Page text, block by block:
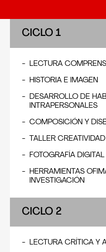
tus experiencias,
artista.
A
EXAMEN DE
consta de una parte
personal. Se coordina
por postulante.
CICLO 1
LECTURA
HISTORIA E IMAGEN
DESARROLLO DE
INTRAPERSONALES
COMPOSICIÓN Y
TALLER
FOTOGRAFÍA DIGITAL
HERRAMIENTAS
INVESTIGACIÓN
CICLO 2
LECTURA CRÍTICA Y